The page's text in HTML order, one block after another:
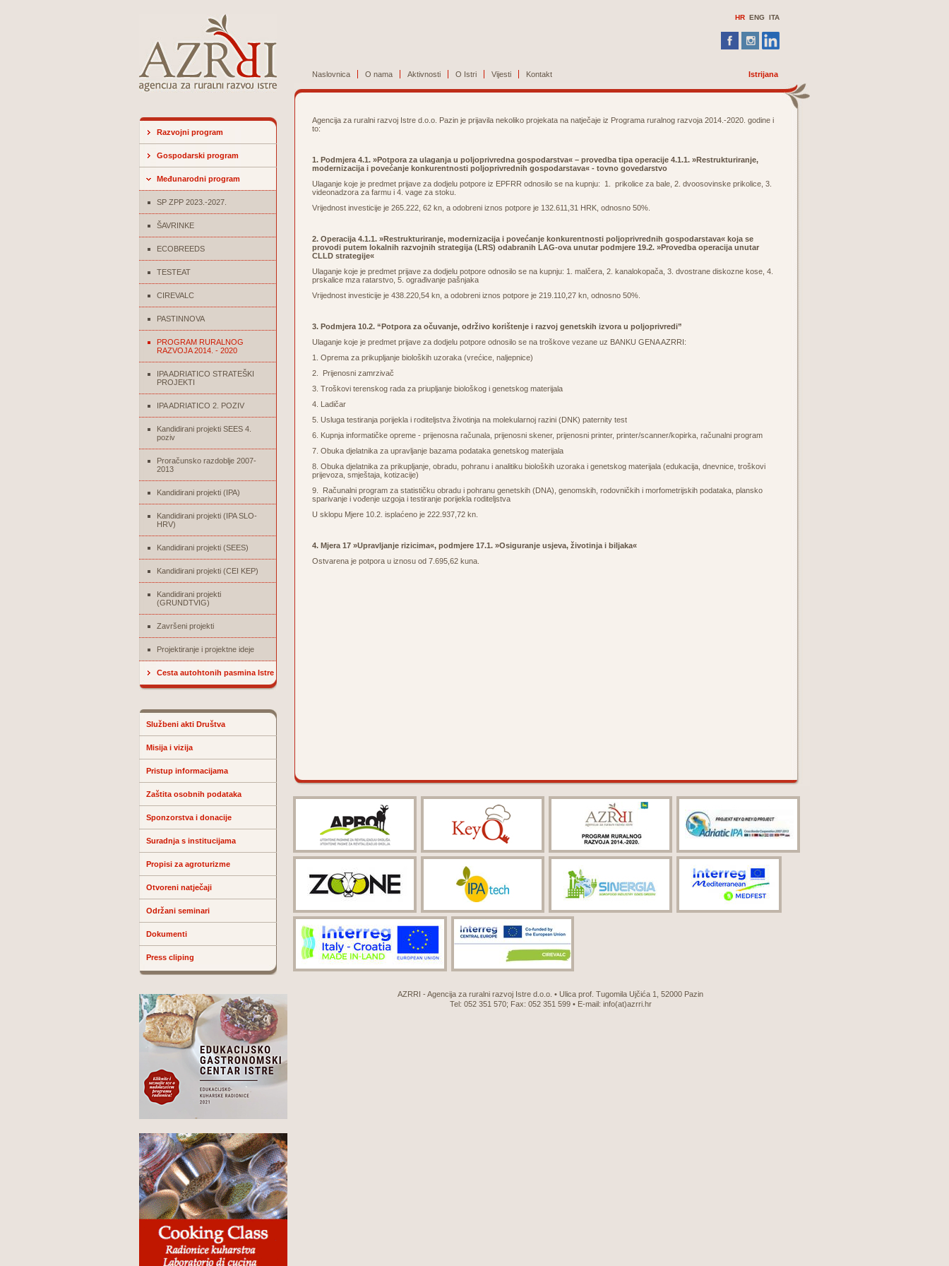
HR ENG ITA
Naslovnica O nama Aktivnosti O Istri Vijesti Kontakt Istrijana
Razvojni program
Gospodarski program
Međunarodni program
SP ZPP 2023.-2027.
ŠAVRINKE
ECOBREEDS
TESTEAT
CIREVALC
PASTINNOVA
PROGRAM RURALNOG
RAZVOJA 2014. - 2020
IPA ADRIATICO STRATEŠKI
PROJEKTI
IPA ADRIATICO 2. POZIV
Kandidirani projekti SEES 4.
poziv
Proračunsko razdoblje 2007-
2013
Kandidirani projekti (IPA)
Kandidirani projekti (IPA SLO-
HRV)
Kandidirani projekti (SEES)
Kandidirani projekti (CEI KEP)
Kandidirani projekti
(GRUNDTVIG)
Završeni projekti
Projektiranje i projektne ideje
Cesta autohtonih pasmina Istre
Službeni akti Društva
Misija i vizija
Pristup informacijama
Zaštita osobnih podataka
Sponzorstva i donacije
Suradnja s institucijama
Propisi za agroturizme
Otvoreni natječaji
Održani seminari
Dokumenti
Press cliping
Agencija za ruralni razvoj Istre d.o.o. Pazin je prijavila nekoliko projekata na natječaje iz Programa ruralnog razvoja 2014.-2020. godine i
to:
1. Podmjera 4.1. »Potpora za ulaganja u poljoprivredna gospodarstva« – provedba tipa operacije 4.1.1. »Restrukturiranje,
modernizacija i povećanje konkurentnosti poljoprivrednih gospodarstava« - tovno govedarstvo
Ulaganje koje je predmet prijave za dodjelu potpore iz EPFRR odnosilo se na kupnju: 1. prikolice za bale, 2. dvoosovinske prikolice, 3.
videonadzora za farmu i 4. vage za stoku.
Vrijednost investicije je 265.222, 62 kn, a odobreni iznos potpore je 132.611,31 HRK, odnosno 50%.
2. Operacija 4.1.1. »Restrukturiranje, modernizacija i povećanje konkurentnosti poljoprivrednih gospodarstava« koja se
provodi putem lokalnih razvojnih strategija (LRS) odabranih LAG-ova unutar podmjere 19.2. »Provedba operacija unutar
CLLD strategije«
Ulaganje koje je predmet prijave za dodjelu potpore odnosilo se na kupnju: 1. malčera, 2. kanalokopača, 3. dvostrane diskozne kose, 4.
prskalice mza ratarstvo, 5. ograđivanje pašnjaka
Vrijednost investicije je 438.220,54 kn, a odobreni iznos potpore je 219.110,27 kn, odnosno 50%.
3. Podmjera 10.2. “Potpora za očuvanje, održivo korištenje i razvoj genetskih izvora u poljoprivredi”
Ulaganje koje je predmet prijave za dodjelu potpore odnosilo se na troškove vezane uz BANKU GENA AZRRI:
1. Oprema za prikupljanje bioloških uzoraka (vrećice, naljepnice)
2. Prijenosni zamrzivač
3. Troškovi terenskog rada za priupljanje biološkog i genetskog materijala
4. Ladičar
5. Usluga testiranja porijekla i roditeljstva životinja na molekularnoj razini (DNK) paternity test
6. Kupnja informatičke opreme - prijenosna računala, prijenosni skener, prijenosni printer, printer/scanner/kopirka, računalni program
7. Obuka djelatnika za upravljanje bazama podataka genetskog materijala
8. Obuka djelatnika za prikupljanje, obradu, pohranu i analitiku bioloških uzoraka i genetskog materijala (edukacija, dnevnice, troškovi
prijevoza, smještaja, kotizacije)
9. Računalni program za statističku obradu i pohranu genetskih (DNA), genomskih, rodovničkih i morfometrijskih podataka, plansko
sparivanje i vođenje uzgoja i testiranje porijekla roditeljstva
U sklopu Mjere 10.2. isplaćeno je 222.937,72 kn.
4. Mjera 17 »Upravljanje rizicima«, podmjere 17.1. »Osiguranje usjeva, životinja i biljaka«
Ostvarena je potpora u iznosu od 7.695,62 kuna.
AZRRI - Agencija za ruralni razvoj Istre d.o.o. • Ulica prof. Tugomila Ujčića 1, 52000 Pazin
Tel: 052 351 570; Fax: 052 351 599 • E-mail: info(at)azrri.hr